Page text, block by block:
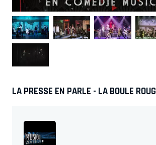
LA PRESSE EN PARLE - LA BOULE